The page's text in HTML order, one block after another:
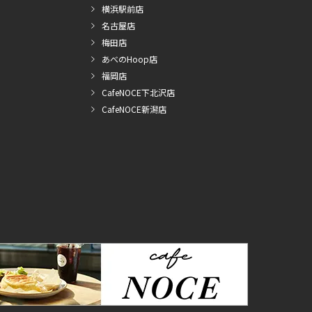
横浜駅前店
名古屋店
梅田店
あべのHoop店
福岡店
CafeNOCE下北沢店
CafeNOCE新潟店